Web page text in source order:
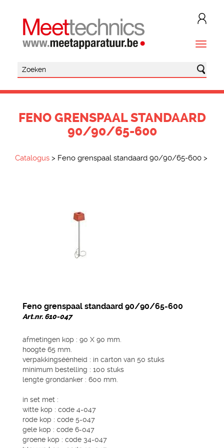
FENO GRENSPAAL STANDAARD
90/90/65-600
Catalogus > Feno grenspaal standaard 90/90/65-600 >
Feno grenspaal standaard 90/90/65-600
Art.nr. 610-047
afmetingen kop : 90 X 90 mm.
hoogte 65 mm.
verpakkingséénheid : in carton van 50 stuks
minimum bestelling : 100 stuks
lengte grondanker : 600 mm.
in set met :
witte kop : code 4-047
rode kop : code 5-047
gele kop : code 6-047
groene kop : code 34-047